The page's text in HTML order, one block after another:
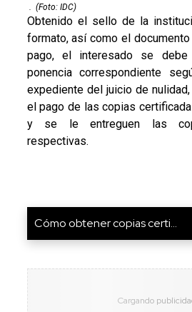
. (Foto: IDC)
Obtenido el sello de la
formato, así como el
pago, el interesado se
ponencia correspondiente
expediente del juicio de
el pago de las copias
y se le entreguen las
respectivas.
Cómo obtener copias certi...